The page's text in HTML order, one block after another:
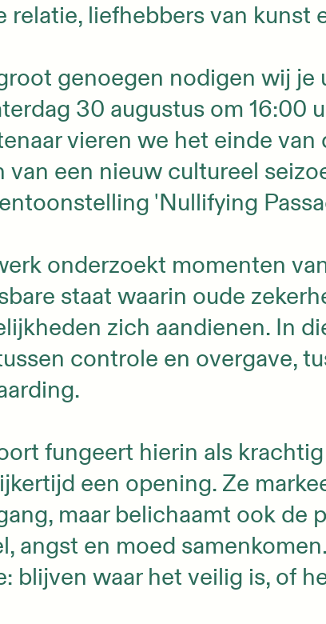
relatie, liefhebbers van kunst
genoegen nodigen wij je
30 augustus om 16:00
vieren we het einde
van een nieuw cultureel
'Nullifying
onderzoekt momenten
staat waarin oude
zich aandienen. In
controle en overgave,
fungeert hierin als
een opening. Ze
maar belichaamt ook de
angst en moed
blijven waar het veilig is, of